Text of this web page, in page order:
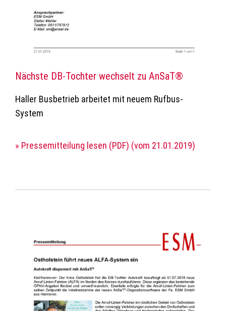
Nächste DB-Tochter wechselt zu AnSaT®
Haller Busbetrieb arbeitet mit neuem Rufbus-
System
» Pressemitteilung lesen (PDF) (vom 21.01.2019)